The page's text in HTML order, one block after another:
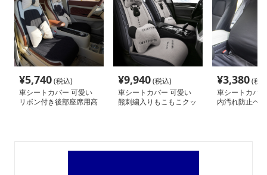
¥5,740(税込)
車シートカバー 可愛い
リボン付き後部座席用高
¥9,940(税込)
車シートカバー 可愛い
熊刺繍入りもこもこクッ
¥3,380(税
車シートカバ
内汚れ防止ヘ